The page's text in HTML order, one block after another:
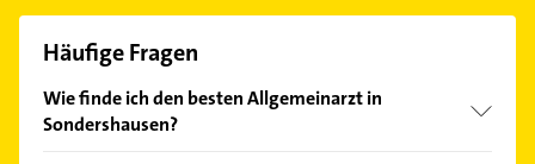
Häufige Fragen
Wie finde ich den besten Allgemeinarzt in
Sondershausen?